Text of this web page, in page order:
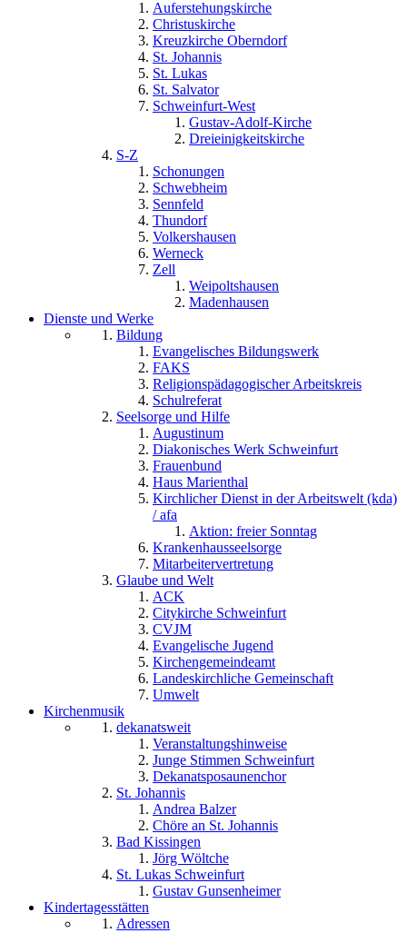
Auferstehungskirche
Christuskirche
Kreuzkirche Oberndorf
St. Johannis
St. Lukas
St. Salvator
Schweinfurt-West
Gustav-Adolf-Kirche
Dreieinigkeitskirche
S-Z
Schonungen
Schwebheim
Sennfeld
Thundorf
Volkershausen
Werneck
Zell
Weipoltshausen
Madenhausen
Dienste und Werke
Bildung
Evangelisches Bildungswerk
FAKS
Religionspädagogischer Arbeitskreis
Schulreferat
Seelsorge und Hilfe
Augustinum
Diakonisches Werk Schweinfurt
Frauenbund
Haus Marienthal
Kirchlicher Dienst in der Arbeitswelt (kda)
/ afa
Aktion: freier Sonntag
Krankenhausseelsorge
Mitarbeitervertretung
Glaube und Welt
ACK
Citykirche Schweinfurt
CVJM
Evangelische Jugend
Kirchengemeindeamt
Landeskirchliche Gemeinschaft
Umwelt
Kirchenmusik
dekanatsweit
Veranstaltungshinweise
Junge Stimmen Schweinfurt
Dekanatsposaunenchor
St. Johannis
Andrea Balzer
Chöre an St. Johannis
Bad Kissingen
Jörg Wöltche
St. Lukas Schweinfurt
Gustav Gunsenheimer
Kindertagesstätten
Adressen